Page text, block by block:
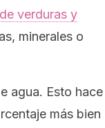
verduras y
minerales o
agua. Esto hace
más bien